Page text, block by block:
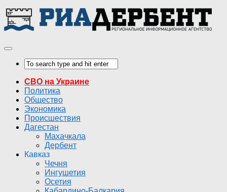
СВО на Украине
Политика
Общество
Экономика
Происшествия
Дагестан
Махачкала
Дербент
Кавказ
Чечня
Ингушетия
Осетия